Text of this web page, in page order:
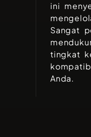
ini
Sangat
tingkat
Anda.